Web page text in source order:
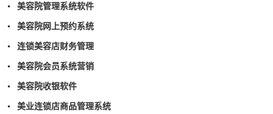
美容院管理系统软件
美容院网上预约系统
连锁美容店财务管理
美容院会员系统营销
美容院收银软件
美业连锁店商品管理系统